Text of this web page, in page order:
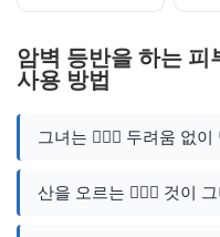
암벽 등반을 하는 피
사용 방법
그녀는 🧗🏿‍♀️ 두려움 없
산을 오르는 🧗🏿‍♀️ 것이